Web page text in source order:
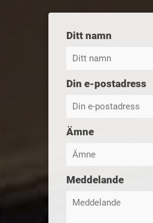
Ditt namn
Din e-postadress
Ämne
Meddelande